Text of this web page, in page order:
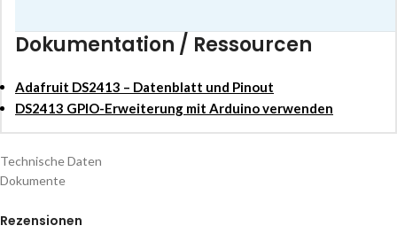
Dokumentation / Ressourcen
Adafruit DS2413 – Datenblatt und Pinout
DS2413 GPIO-Erweiterung mit Arduino verwenden
Technische Daten
Dokumente
Rezensionen